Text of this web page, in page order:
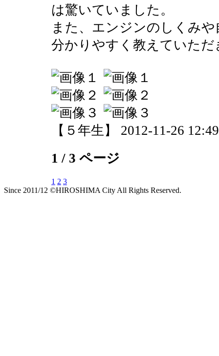
は驚いていました。
また、エンジンのしくみ
分かりやすく教えていただ
【５年生】 2012-11-26
1 / 3 ページ
1 2 3
Since 2011/12 ©HIROSHIMA City All Rights Reserved.